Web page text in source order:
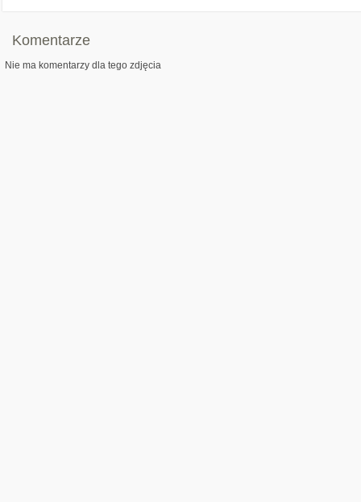
Komentarze
Nie ma komentarzy dla tego zdjęcia